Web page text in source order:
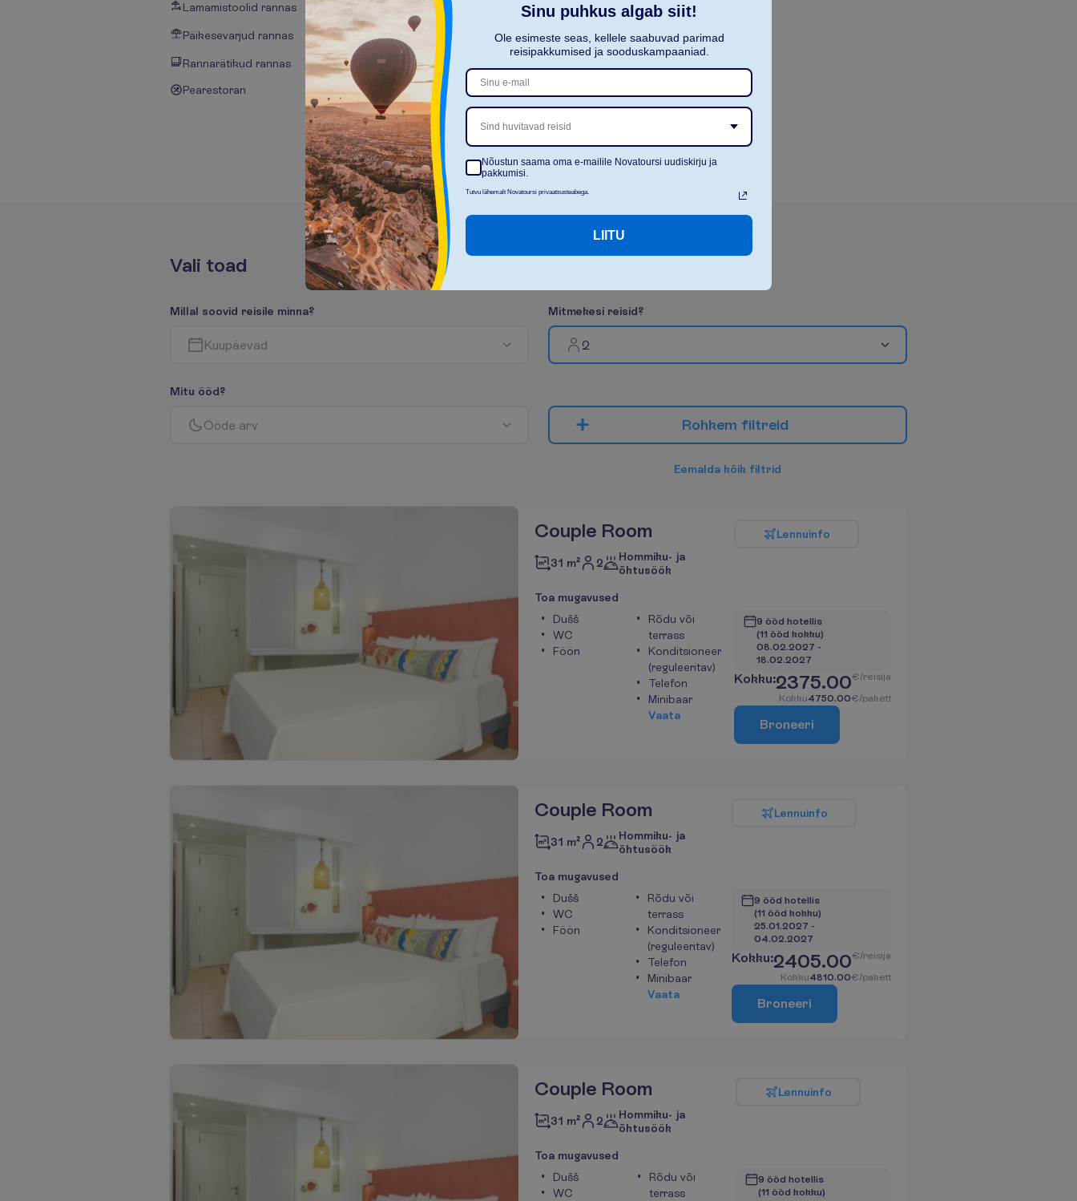
Lamamistoolid rannas Päikesevarjud basseini ääres
Päikesevarjud rannas Rannarätikud basseini ääres
Rannarätikud rannas Madratsid basseini ääres
Pearestoran
Hotell majutab ainult üle 18
a isikuid
Snorgeldamisvarustus
Snorgeldamine
Näita kõiki
Vali toad
Millal soovid reisile minna?
Kuupäevad
Mitmekesi reisid?
2
Mitu ööd?
Ööde arv Rohkem filtreid
Eemalda kõik filtrid
Couple Room
31 m² 2
Hommiku- ja
õhtusöök
Toa mugavused
Dušš
WC
Föön
Rõdu või
terrass
Konditsioneer
(reguleeritav)
Telefon
Minibaar
Vaata
9 ööd hotellis
(11 ööd kokku)
08.02.2027 -
18.02.2027
Kokku:2375.00€/reisija
Kokku4750.00€/pakett
Lennuinfo
Broneeri
Couple Room
31 m² 2
Hommiku- ja
õhtusöök
Toa mugavused
Dušš
WC
Föön
Rõdu või
terrass
Konditsioneer
(reguleeritav)
Telefon
Minibaar
Vaata
9 ööd hotellis
(11 ööd kokku)
25.01.2027 -
04.02.2027
Kokku:2405.00€/reisija
Kokku4810.00€/pakett
Lennuinfo
Broneeri
Couple Room
31 m² 2
Hommiku- ja
õhtusöök
Toa mugavused
Dušš
WC
Rõdu või
terrass
9 ööd hotellis
(11 ööd kokku)
Lennuinfo
Sinu puhkus algab siit!
Ole esimeste seas, kellele saabuvad parimad
reisipakkumised ja sooduskampaaniad.
Sind huvitavad reisid
Nõustun saama oma e-mailile Novatoursi uudiskirju ja
pakkumisi.
Tutvu lähemalt Novatoursi privaatsusteabega.
LIITU